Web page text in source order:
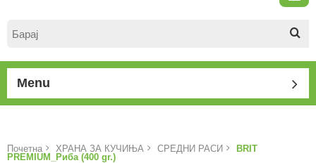
Menu
Почетна ХРАНА ЗА КУЧИЊА СРЕДНИ РАСИ
BRIT
PREMIUM_Риба (400 gr.)